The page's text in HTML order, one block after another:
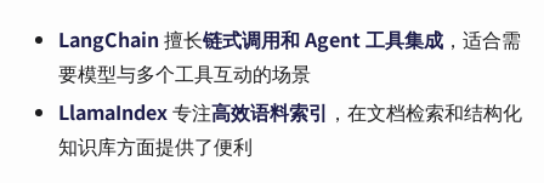
LangChain 擅长链式调用和 Agent 工具集成 ，适合需
要模型与多个工具互动的场景
LlamaIndex专注高效语料索引 ，在文档检索和结构化
知识库方面提供了便利